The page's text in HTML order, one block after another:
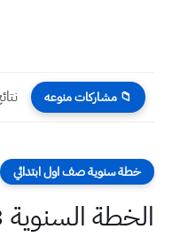
📁 مشاركات منوعه
خطة سنوية صف اول ابتدائي